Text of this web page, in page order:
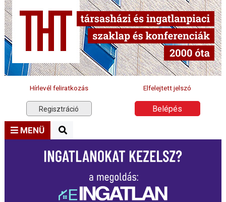
Hírlevél feliratkozás Elfelejtett jelszó
Regisztráció Belépés
MENÜ